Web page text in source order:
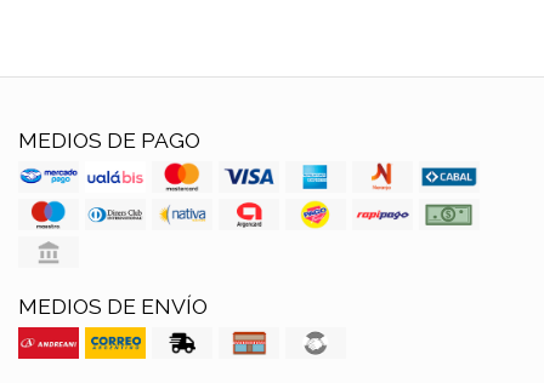
MEDIOS DE PAGO
MEDIOS DE ENVÍO